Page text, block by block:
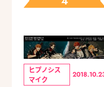
ヒプノシス
マイク